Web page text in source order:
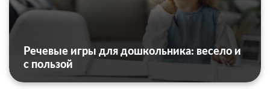
Речевые игры для дошкольника: весело и
с пользой